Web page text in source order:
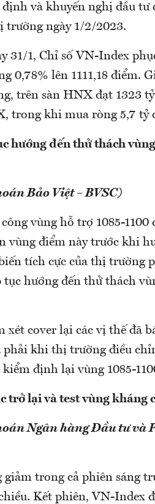
và khuyến nghị đầu tư
trường ngày 1/2/2023.
31/1, Chỉ số VN-Index
0,78% lên 1111,18 điểm.
trên sàn HNX đạt 1323
trong khi mua ròng 5,7
hướng đến thử thách
Bảo Việt – BVSC)
vùng hỗ trợ 1085-1100
vùng điểm này trước khi
tích cực của thị trường
hướng đến thử thách
xét cover lại các vị thế đã
khi thị trường điều
định lại vùng 1085-
trở lại và test vùng kháng
Ngân hàng Đầu tư và
trong cả phiên sáng
Kết phiên, VN-Index